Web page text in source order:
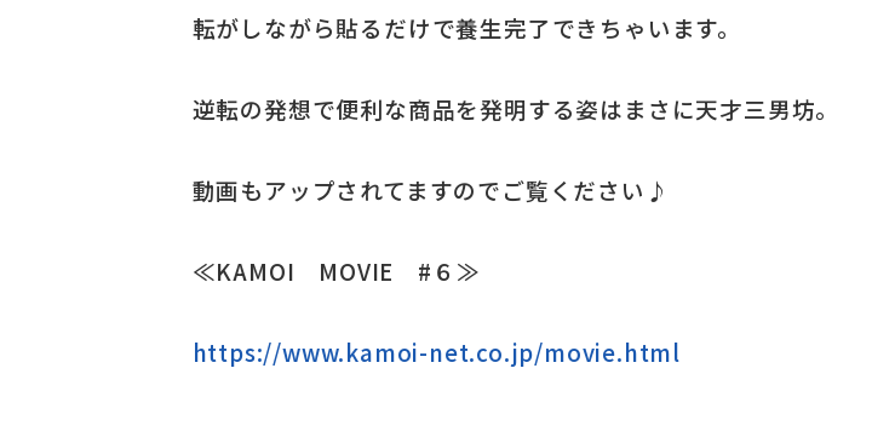
転がしながら貼るだけで養生完了できちゃいます。
逆転の発想で便利な商品を発明する姿はまさに天才三男坊。
動画もアップされてますのでご覧ください♪
≪KAMOI MOVIE #６≫
https://www.kamoi-net.co.jp/movie.html